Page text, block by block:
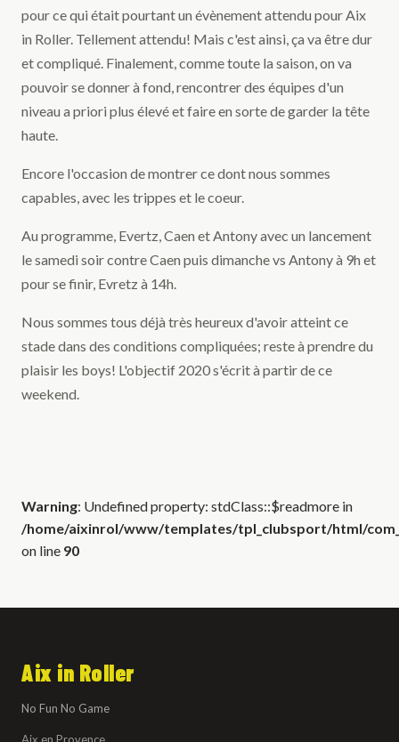
pour ce qui était pourtant un évènement attendu pour Aix
in Roller. Tellement attendu! Mais c'est ainsi, ça va être dur
et compliqué. Finalement, comme toute la saison, on va
pouvoir se donner à fond, rencontrer des équipes d'un
niveau a priori plus élevé et faire en sorte de garder la tête
haute.
Encore l'occasion de montrer ce dont nous sommes
capables, avec les trippes et le coeur.
Au programme, Evertz, Caen et Antony avec un lancement
le samedi soir contre Caen puis dimanche vs Antony à 9h et
pour se finir, Evretz à 14h.
Nous sommes tous déjà très heureux d'avoir atteint ce
stade dans des conditions compliquées; reste à prendre du
plaisir les boys! L'objectif 2020 s'écrit à partir de ce
weekend.
Warning: Undefined property: stdClass::$readmore in
/home/aixinrol/www/templates/tpl_clubsport/html/
on line 90
Aix in Roller
No Fun No Game
Aix en Provence